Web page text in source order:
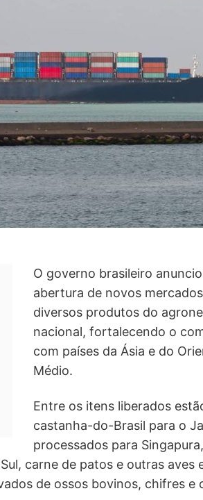
O governo brasileiro
abertura de novos
diversos produtos do
nacional, fortalecendo o
com países da Ásia e do
Médio.
Entre os itens liberados
castanha-do-Brasil para o
processados para
carne de patos e outras aves
de ossos bovinos, chifres e